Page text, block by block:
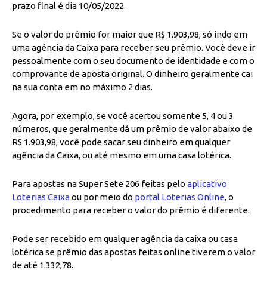
prazo final é dia 10/05/2022.
Se o valor do prêmio for maior que R$ 1.903,98, só indo em
uma agência da Caixa para receber seu prêmio. Você deve ir
pessoalmente com o seu documento de identidade e com o
comprovante de aposta original. O dinheiro geralmente cai
na sua conta em no máximo 2 dias.
Agora, por exemplo, se você acertou somente 5, 4 ou 3
números, que geralmente dá um prêmio de valor abaixo de
R$ 1.903,98, você pode sacar seu dinheiro em qualquer
agência da Caixa, ou até mesmo em uma casa lotérica.
Para apostas na Super Sete 206 feitas pelo aplicativo
Loterias Caixaou por meio do portal Loterias Online, o
procedimento para receber o valor do prêmio é diferente.
Pode ser recebido em qualquer agência da caixa ou casa
lotérica se prêmio das apostas feitas online tiverem o valor
de até 1.332,78.